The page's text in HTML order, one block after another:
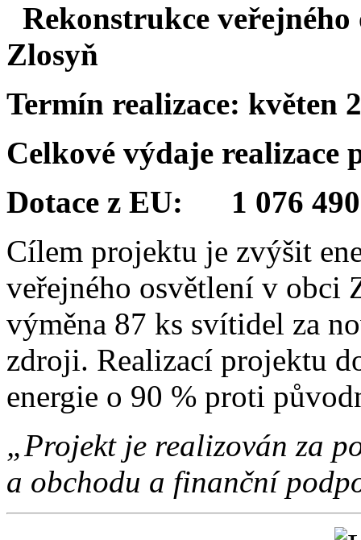
Rekonstrukce veřejného
Zlosyň
Termín realizace: květen
Celkové výdaje
Dotace z EU: 1 076
Cílem projektu je zvýšit
veřejného osvětlení v obci
výměna 87 ks svítidel za
zdroji. Realizací projektu
energie o 90 % proti
„Projekt je realizován
a obchodu a finanční